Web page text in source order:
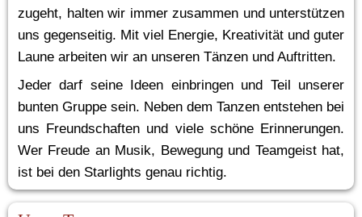
zugeht, halten wir immer zusammen und unterstützen
uns gegenseitig. Mit viel Energie, Kreativität und guter
Laune arbeiten wir an unseren Tänzen und Auftritten.
Jeder darf seine Ideen einbringen und Teil unserer
bunten Gruppe sein. Neben dem Tanzen entstehen bei
uns Freundschaften und viele schöne Erinnerungen.
Wer Freude an Musik, Bewegung und Teamgeist hat,
ist bei den Starlights genau richtig.